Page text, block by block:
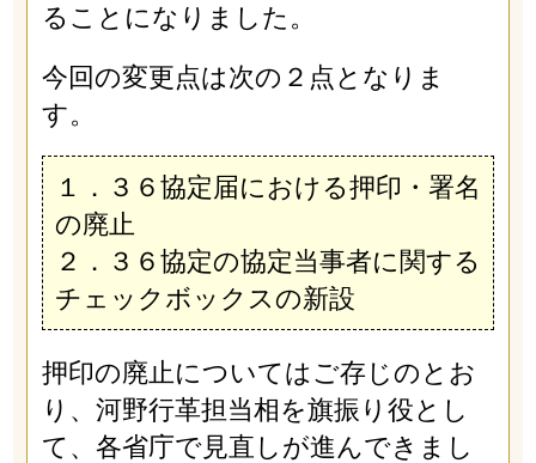
ることになりました。
今回の変更点は次の２点となりま
す。
１．３６協定届における押印・署名
の廃止
２．３６協定の協定当事者に関する
チェックボックスの新設
押印の廃止についてはご存じのとお
り、河野行革担当相を旗振り役とし
て、各省庁で見直しが進んできまし